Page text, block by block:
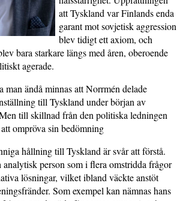
att Tyskland var Finlands enda
garant mot sovjetisk aggression
blev tidigt ett axiom, och
bara starkare längs med åren, oberoende
agerade.
man ändå minnas att Norrmén delade
till Tyskland under början av
till skillnad från den politiska ledningen
ompröva sin bedömning
hållning till Tyskland är svår att förstå.
person som i flera omstridda frågor
lösningar, vilket ibland väckte anstöt
Som exempel kan nämnas hans